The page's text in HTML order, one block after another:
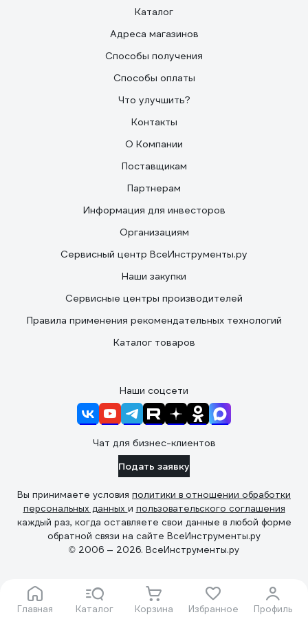
Главная Каталог Корзина Избранное Профиль
Каталог
Адреса магазинов
Способы получения
Способы оплаты
Что улучшить?
Контакты
О Компании
Поставщикам
Партнерам
Информация для инвесторов
Организациям
Сервисный центр ВсеИнструменты.ру
Наши закупки
Сервисные центры производителей
Правила применения рекомендательных технологий
Каталог товаров
Наши соцсети
Чат для бизнес-клиентов
Подать заявку
Вы принимаете условия политики в отношении обработки
персональных данных и пользовательского соглашения
каждый раз, когда оставляете свои данные в любой форме
обратной связи на сайте ВсеИнструменты.ру
© 2006 — 2026. ВсеИнструменты.ру